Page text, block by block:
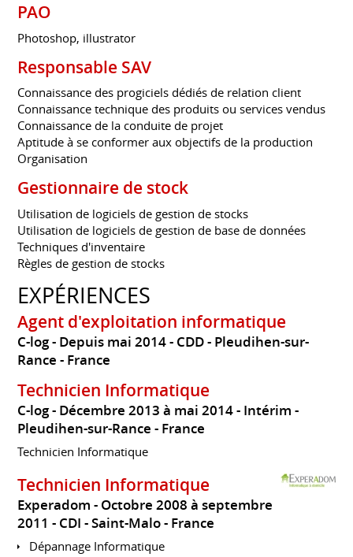
PAO
Photoshop, illustrator
Responsable SAV
Connaissance des progiciels dédiés de relation client
Connaissance technique des produits ou services vendus
Connaissance de la conduite de projet
Aptitude à se conformer aux objectifs de la production
Organisation
Gestionnaire de stock
Utilisation de logiciels de gestion de stocks
Utilisation de logiciels de gestion de base de données
Techniques d'inventaire
Règles de gestion de stocks
EXPÉRIENCES
Agent d'exploitation informatique
C-log Depuis mai 2014 CDD
Pleudihen-sur-
Rance
France
Technicien Informatique
C-log Décembre 2013 à mai 2014 Intérim
Pleudihen-sur-Rance
France
Technicien Informatique
Technicien Informatique
Experadom
Octobre 2008 à septembre
2011 CDI Saint-Malo France
Dépannage Informatique